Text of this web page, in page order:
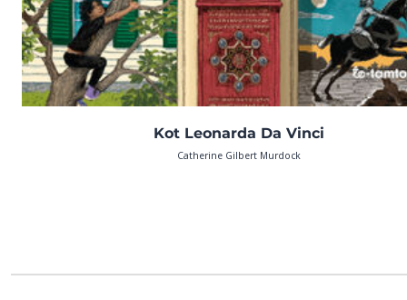
Kot Leonarda Da Vinci
Catherine Gilbert Murdock